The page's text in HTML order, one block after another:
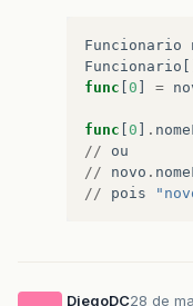
Funcionario
Funcionario
func 0 =
func 0 .
//
ou
//
novo .
//
pois
DiegoDC28 de